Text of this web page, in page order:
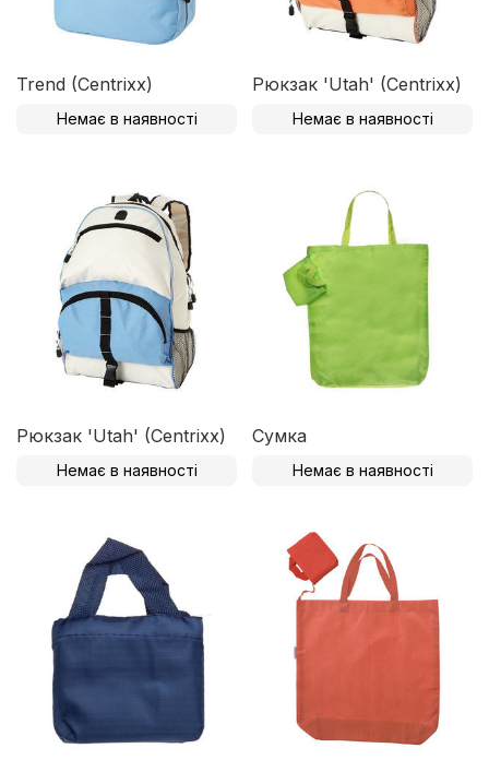
Trend (Centrixx)
Немає в наявності
Рюкзак 'Utah' (Centrixx)
Немає в наявності
Рюкзак 'Utah' (Centrixx)
Немає в наявності
Сумка
Немає в наявності